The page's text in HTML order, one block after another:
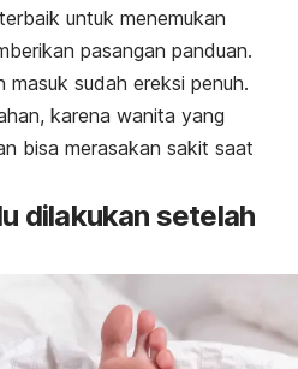
untuk menemukan
pasangan panduan.
sudah ereksi penuh.
karena wanita yang
bisa merasakan sakit saat
dilakukan setelah